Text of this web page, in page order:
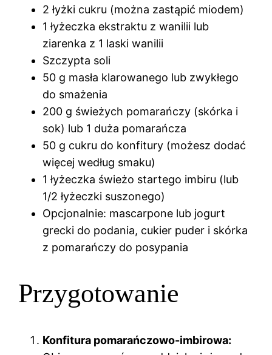
2 łyżki cukru (można zastąpić miodem)
1 łyżeczka ekstraktu z wanilii lub
ziarenka z 1 laski wanilii
Szczypta soli
50 g masła klarowanego lub zwykłego
do smażenia
200 g świeżych pomarańczy (skórka i
sok) lub 1 duża pomarańcza
50 g cukru do konfitury (możesz dodać
więcej według smaku)
1 łyżeczka świeżo startego imbiru (lub
1/2 łyżeczki suszonego)
Opcjonalnie: mascarpone lub jogurt
grecki do podania, cukier puder i skórka
z pomarańczy do posypania
Przygotowanie
Konfitura pomarańczowo-imbirowa: